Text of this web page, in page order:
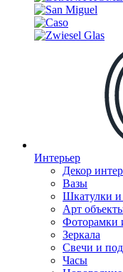
Интерьер
Декор
Вазы
Шкатулки и
Арт
Фоторамки
Зеркала
Свечи и
Часы